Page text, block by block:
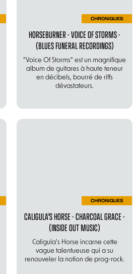
CHRONIQUES
HORSEBURNER - VOICE OF STORMS -
(BLUES FUNERAL RECORDINGS)
"Voice Of Storms" est un magnifique
album de guitares à haute teneur
en décibels, bourré de riffs
dévastateurs.
CHRONIQUES
CALIGULA'S HORSE - CHARCOAL GRACE -
(INSIDE OUT MUSIC)
Caligula’s Horse incarne cette
vague talentueuse qui a su
renouveler la notion de prog-rock.